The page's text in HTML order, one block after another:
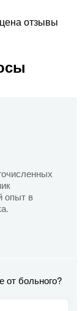
опыт в
от больного?